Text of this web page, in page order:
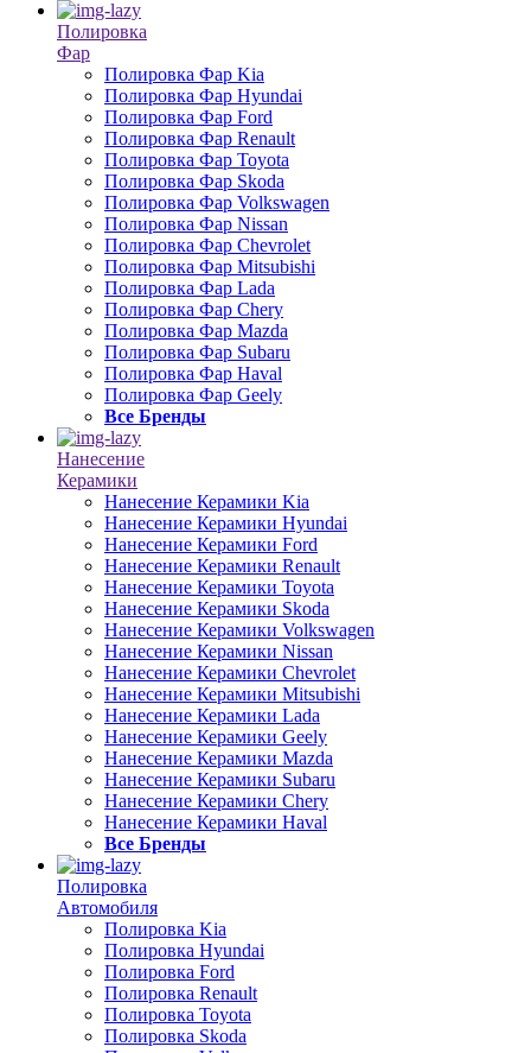
Полировка
Фар
Полировка Фар Kia
Полировка Фар Hyundai
Полировка Фар Ford
Полировка Фар Renault
Полировка Фар Toyota
Полировка Фар Skoda
Полировка Фар Volkswagen
Полировка Фар Nissan
Полировка Фар Chevrolet
Полировка Фар Mitsubishi
Полировка Фар Lada
Полировка Фар Chery
Полировка Фар Mazda
Полировка Фар Subaru
Полировка Фар Haval
Полировка Фар Geely
Все Бренды
Нанесение
Керамики
Нанесение Керамики Kia
Нанесение Керамики Hyundai
Нанесение Керамики Ford
Нанесение Керамики Renault
Нанесение Керамики Toyota
Нанесение Керамики Skoda
Нанесение Керамики Volkswagen
Нанесение Керамики Nissan
Нанесение Керамики Chevrolet
Нанесение Керамики Mitsubishi
Нанесение Керамики Lada
Нанесение Керамики Geely
Нанесение Керамики Mazda
Нанесение Керамики Subaru
Нанесение Керамики Chery
Нанесение Керамики Haval
Все Бренды
Полировка
Автомобиля
Полировка Kia
Полировка Hyundai
Полировка Ford
Полировка Renault
Полировка Toyota
Полировка Skoda